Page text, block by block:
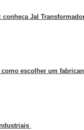
Jal
escolher um